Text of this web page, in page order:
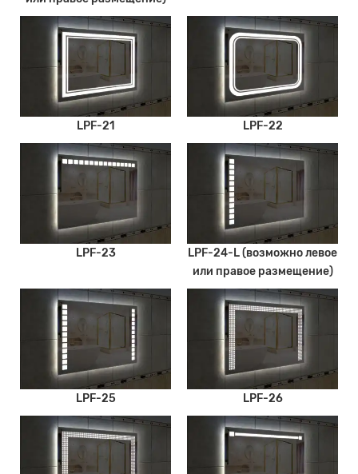
LPF-21 LPF-22
LPF-23
LPF-24-L (возможно левое
или правое размещение)
LPF-25 LPF-26